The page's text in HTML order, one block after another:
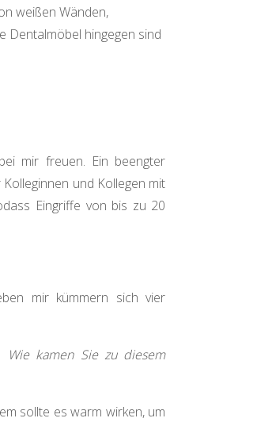
weißen Wänden,
Dentalmöbel hingegen sind
mir freuen. Ein beengter
und Kollegen mit
Eingriffe von bis zu 20
mir kümmern sich vier
kamen Sie zu diesem
sollte es warm wirken, um